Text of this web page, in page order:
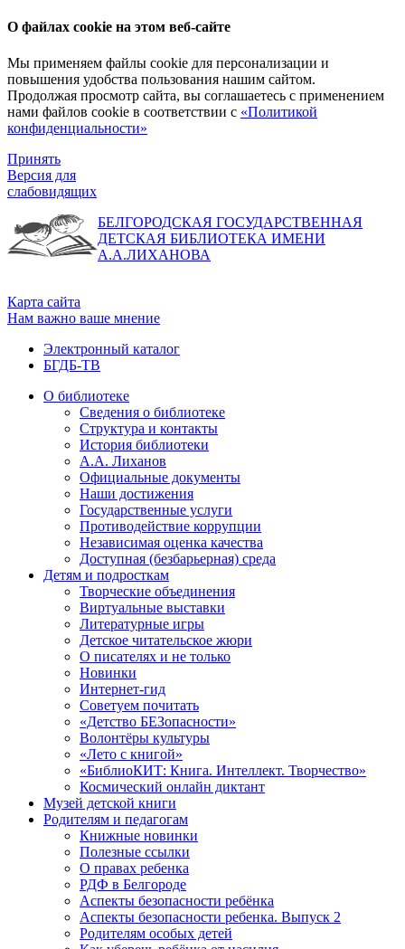
О файлах cookie на этом веб-сайте
Мы применяем файлы cookie для персонализации и
повышения удобства пользования нашим сайтом.
Продолжая просмотр сайта, вы соглашаетесь с применением
нами файлов cookie в соответствии с «Политикой
конфиденциальности»
Принять
Версия для
слабовидящих
БЕЛГОРОДСКАЯ ГОСУДАРСТВЕННАЯ
ДЕТСКАЯ БИБЛИОТЕКА ИМЕНИ
А.А.ЛИХАНОВА
Карта сайта
Нам важно ваше мнение
Электронный каталог
БГДБ-ТВ
О библиотеке
Сведения о библиотеке
Структура и контакты
История библиотеки
А.А. Лиханов
Официальные документы
Наши достижения
Государственные услуги
Противодействие коррупции
Независимая оценка качества
Доступная (безбарьерная) среда
Детям и подросткам
Творческие объединения
Виртуальные выставки
Литературные игры
Детское читательское жюри
О писателях и не только
Новинки
Интернет-гид
Советуем почитать
«Детство БЕЗопасности»
Волонтёры культуры
«Лето с книгой»
«БиблиоКИТ: Книга. Интеллект. Творчество»
Космический онлайн диктант
Музей детской книги
Родителям и педагогам
Книжные новинки
Полезные ссылки
О правах ребенка
РДФ в Белгороде
Аспекты безопасности ребёнка
Аспекты безопасности ребенка. Выпуск 2
Родителям особых детей